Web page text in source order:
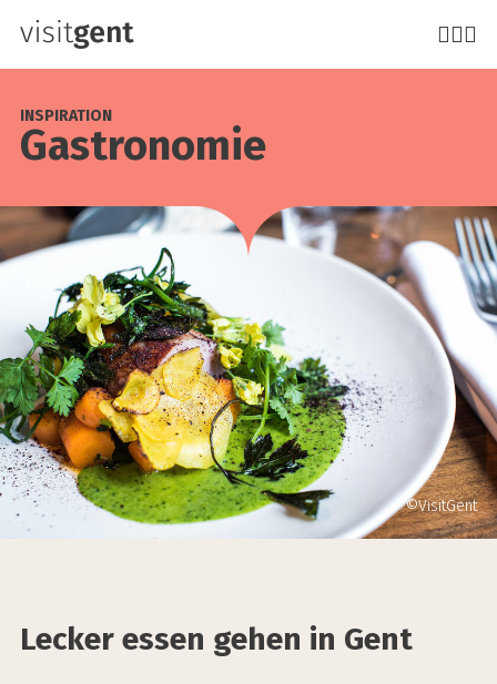
Direkt
zum
Gas­tro­no­mie
INSPIRATION
©VisitGent
Lecker essen gehen in Gent